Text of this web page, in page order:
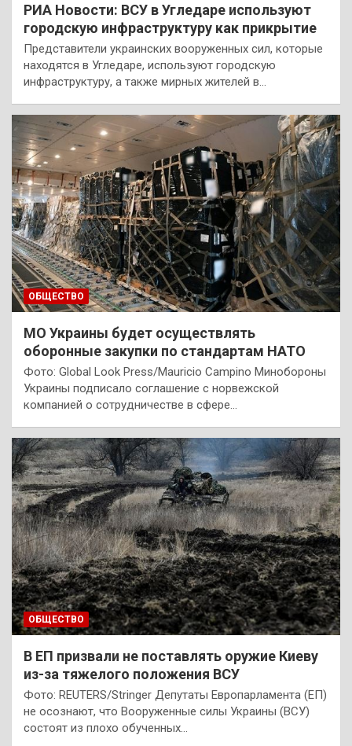
РИА Новости: ВСУ в Угледаре используют
городскую инфраструктуру как прикрытие
Представители украинских вооруженных сил, которые
находятся в Угледаре, используют городскую
инфраструктуру, а также мирных жителей в…
ОБЩЕСТВО
МО Украины будет осуществлять
оборонные закупки по стандартам НАТО
Фото: Global Look Press/Mauricio Campino Минобороны
Украины подписало соглашение с норвежской
компанией о сотрудничестве в сфере…
ОБЩЕСТВО
В ЕП призвали не поставлять оружие Киеву
из-за тяжелого положения ВСУ
Фото: REUTERS/Stringer Депутаты Европарламента (ЕП)
не осознают, что Вооруженные силы Украины (ВСУ)
состоят из плохо обученных…